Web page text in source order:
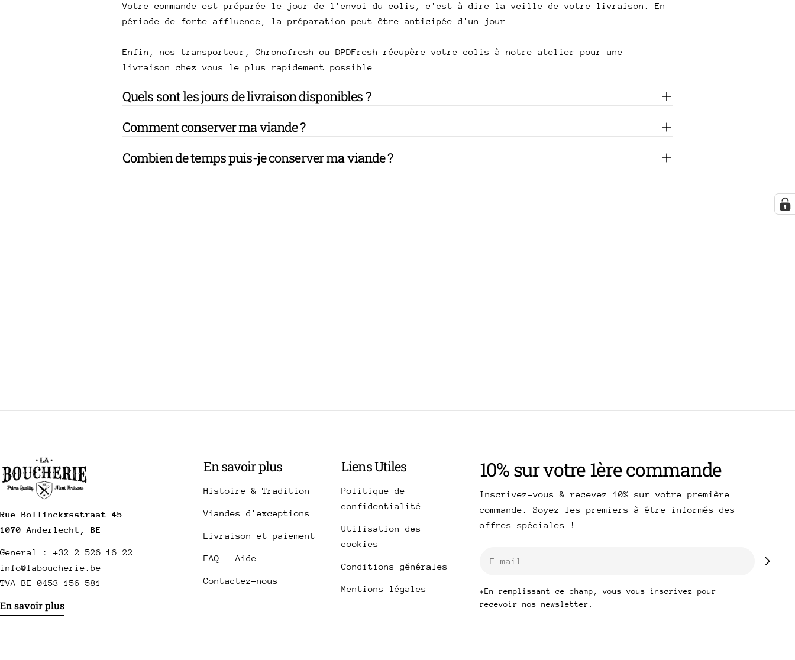
Votre commande est préparée le jour de l'envoi du colis, c'est-à-dire la veille de votre livraison. En
période de forte affluence, la préparation peut être anticipée d'un jour.
Enfin, nos transporteur, Chronofresh ou DPDFresh récupère votre colis à notre atelier pour une
livraison chez vous le plus rapidement possible
Quels sont les jours de livraison disponibles ?
Comment conserver ma viande ?
Combien de temps puis-je conserver ma viande ?
Rue Bollinckxsstraat 45
1070 Anderlecht, BE
General : +32 2 526 16 22
info@laboucherie.be
TVA BE 0453 156 581
En savoir plus
En savoir plus
Histoire & Tradition
Viandes d'exceptions
Livraison et paiement
FAQ - Aide
Contactez-nous
Liens Utiles
Politique de
confidentialité
Utilisation des
cookies
Conditions générales
Mentions légales
10% sur votre 1ère commande
Inscrivez-vous & recevez 10% sur votre première
commande. Soyez les premiers à être informés des
offres spéciales !
*En remplissant ce champ, vous vous inscrivez pour
recevoir nos newsletter.